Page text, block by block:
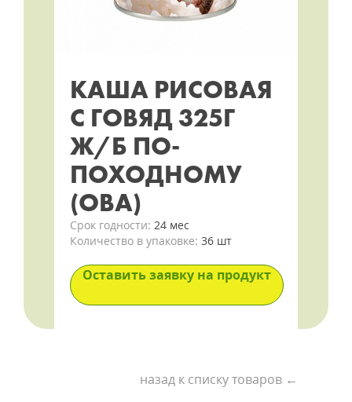
КАША РИСОВАЯ
С ГОВЯД 325Г
Ж/Б ПО-
ПОХОДНОМУ
(ОВА)
Срок годности: 24 мес
Количество в упаковке: 36 шт
Оставить заявку на продукт
назад к списку товаров ←